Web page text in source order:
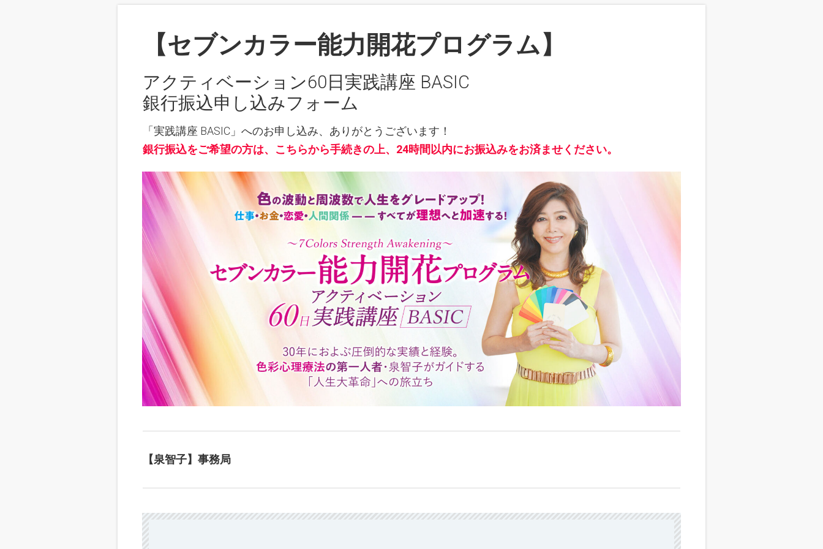
【セブンカラー能力開花プログラム】
アクティベーション60日実践講座 BASIC
銀行振込申し込みフォーム
「実践講座 BASIC」へのお申し込み、ありがとうございます！
銀行振込をご希望の方は、こちらから手続きの上、24時間以内にお振込みをお済ませください。
【泉智子】事務局